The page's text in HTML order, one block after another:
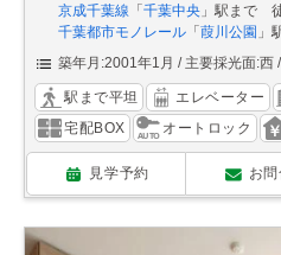
京成千葉線 「 千葉中央 」駅まで
千葉都市モノレール 「 葭川公園 」
築年月:2001年1月
主要採光面:西
駅まで平坦 エレベーター
宅配BOX
オートロック
見学予約 お